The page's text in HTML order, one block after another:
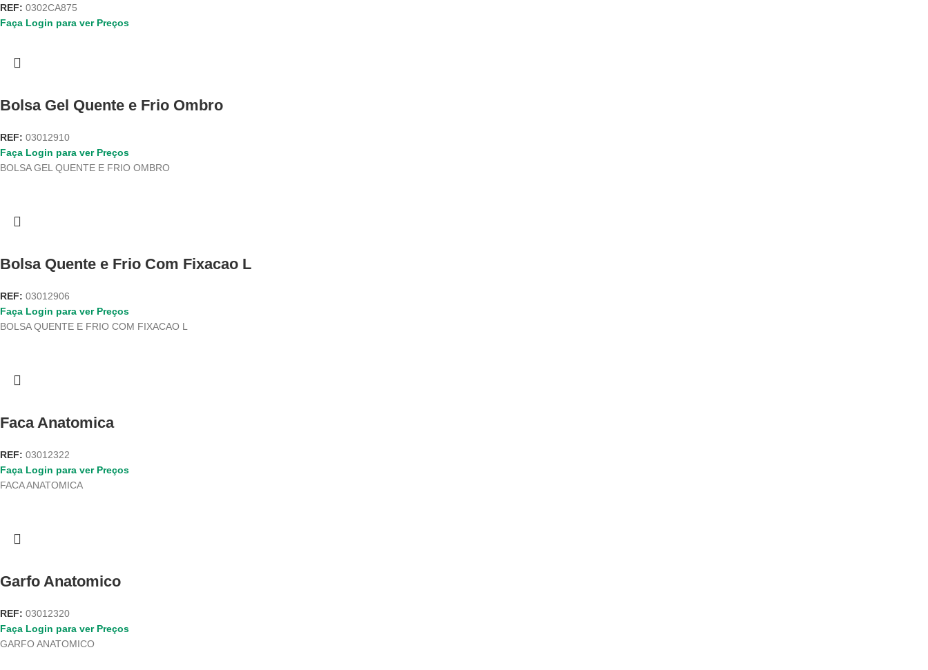
REF: 0302CA875
Faça Login para ver Preços
Bolsa Gel Quente e Frio Ombro
REF: 03012910
Faça Login para ver Preços
BOLSA GEL QUENTE E FRIO OMBRO
Bolsa Quente e Frio Com Fixacao L
REF: 03012906
Faça Login para ver Preços
BOLSA QUENTE E FRIO COM FIXACAO L
Faca Anatomica
REF: 03012322
Faça Login para ver Preços
FACA ANATOMICA
Garfo Anatomico
REF: 03012320
Faça Login para ver Preços
GARFO ANATOMICO